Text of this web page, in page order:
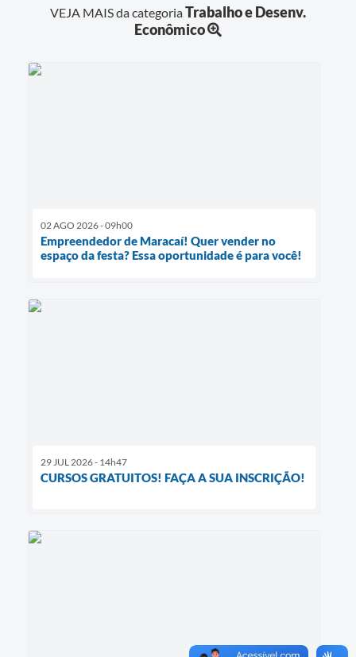
VEJA MAIS da categoriaTrabalho e Desenv.
Econômico
02 AGO 2026 - 09h00
Empreendedor de Maracaí! Quer vender no
espaço da festa? Essa oportunidade é para você!
29 JUL 2026 - 14h47
CURSOS GRATUITOS! FAÇA A SUA INSCRIÇÃO!